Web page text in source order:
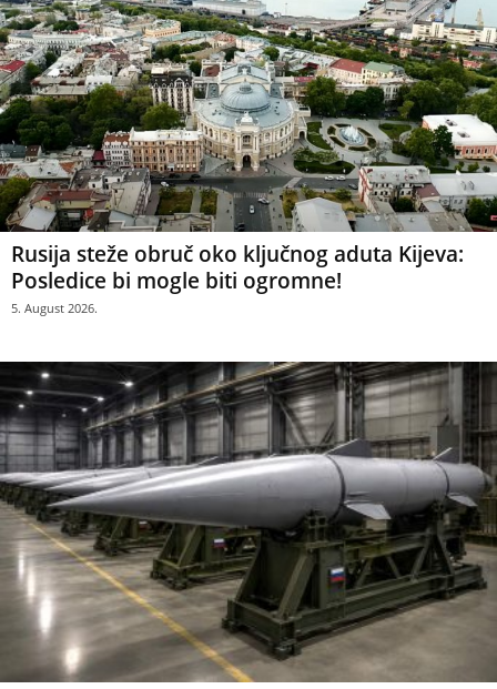
Rusija steže obruč oko ključnog aduta Kijeva:
Posledice bi mogle biti ogromne!
5. August 2026.